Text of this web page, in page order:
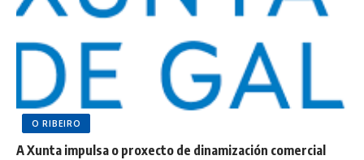
O RIBEIRO
A Xunta impulsa o proxecto de dinamización comercial